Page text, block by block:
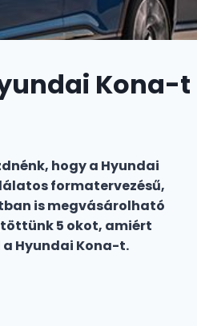
Kona-t
hogy a Hyundai
formatervezésű,
is megvásárolható
5 okot, amiért
Hyundai Kona-t.